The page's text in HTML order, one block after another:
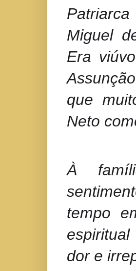
Miguel
Era
que
Neto
À
tempo
dor e